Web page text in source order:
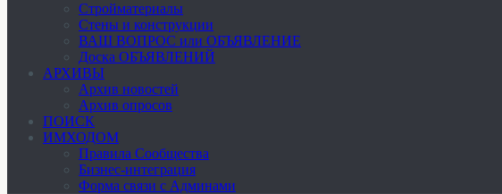
Стройматериалы
Стены и конструкции
ВАШ ВОПРОС или ОБЪЯВЛЕНИЕ
Доска ОБЪЯВЛЕНИЙ
АРХИВЫ
Архив новостей
Архив опросов
ПОИСК
ИМХОДОМ
Правила Сообщества
Бизнес-интеграция
Форма связи с Админами